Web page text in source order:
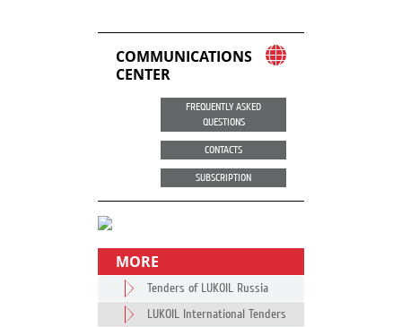
COMMUNICATIONS
CENTER
FREQUENTLY ASKED
QUESTIONS
CONTACTS
SUBSCRIPTION
MORE
Tenders of LUKOIL Russia
LUKOIL International Tenders